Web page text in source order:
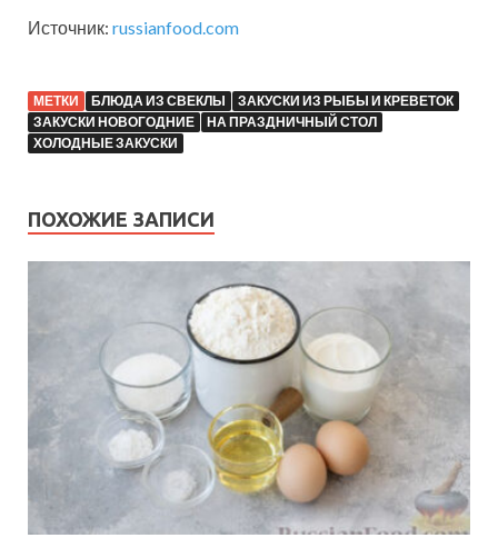
Источник: russianfood.com
МЕТКИ БЛЮДА ИЗ СВЕКЛЫ
ЗАКУСКИ ИЗ РЫБЫ И КРЕВЕТОК
ЗАКУСКИ НОВОГОДНИЕ
НА ПРАЗДНИЧНЫЙ СТОЛ
ХОЛОДНЫЕ ЗАКУСКИ
ПОХОЖИЕ ЗАПИСИ